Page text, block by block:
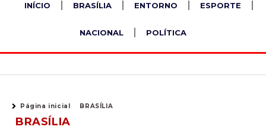
INÍCIO BRASÍLIA ENTORNO ESPORTE
NACIONAL POLÍTICA
Página inicial BRASÍLIA
BRASÍLIA